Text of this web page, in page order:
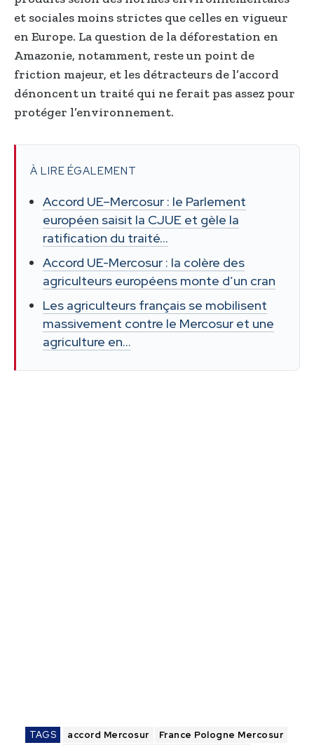
et sociales moins strictes que celles en vigueur
en Europe. La question de la déforestation en
Amazonie, notamment, reste un point de
friction majeur, et les détracteurs de l’accord
dénoncent un traité qui ne ferait pas assez pour
protéger l’environnement.
À LIRE ÉGALEMENT
Accord UE–Mercosur : le Parlement
européen saisit la CJUE et gèle la
ratification du traité…
Accord UE-Mercosur : la colère des
agriculteurs européens monte d’un cran
Les agriculteurs français se mobilisent
massivement contre le Mercosur et une
agriculture en…
TAGS accord Mercosur France Pologne Mercosur